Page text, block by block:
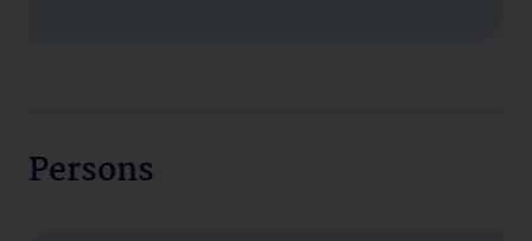
Persons